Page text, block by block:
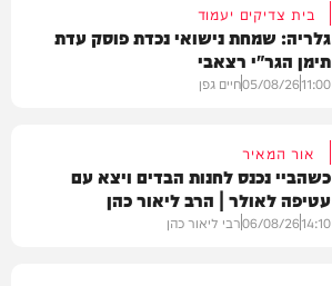
בית צדיקים יעמוד
גלריה: שמחת נישואי נכדת פוסק עדת
תימן הגר"י רצאבי
11:00
05/08/26חיים גפן
אור המאיר
כשהביי נכנס לחנות הבדים ויצא עם
עטיפה לאולר | הרב ליאור כהן
14:10
06/08/26רבי ליאור כהן